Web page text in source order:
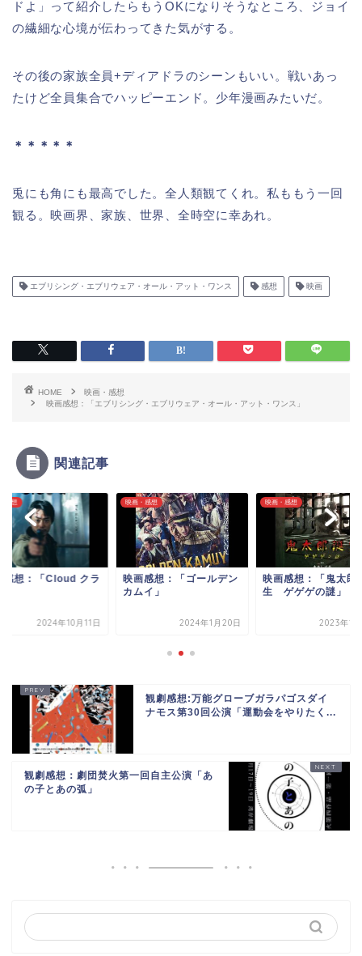
ドよ」って紹介したらもうOKになりそうなところ、ジョイ
の繊細な心境が伝わってきた気がする。
その後の家族全員+ディアドラのシーンもいい。戦いあっ
たけど全員集合でハッピーエンド。少年漫画みたいだ。
＊＊＊＊＊
兎にも角にも最高でした。全人類観てくれ。私ももう一回
観る。映画界、家族、世界、全時空に幸あれ。
エブリシング・エブリウェア・オール・アット・ワンス 感想 映画
HOME
映画・感想
映画感想：「エブリシング・エブリウェア・オール・アット・ワンス」
関連記事
感想
感想：「Cloud クラ
2024年10月11日
映画・感想
映画感想：「ゴールデン
カムイ」
2024年1月20日
映画・感想
映画感想：「鬼太郎
生 ゲゲゲの謎」
2023年12
観劇感想:万能グローブガラパゴスダイ
ナモス第30回公演「運動会をやりたく...
観劇感想：劇団焚火第一回自主公演「あ
の子とあの弧」